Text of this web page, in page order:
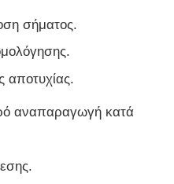
σήματος.
αποτυχίας.
αναπαραγωγή κατά